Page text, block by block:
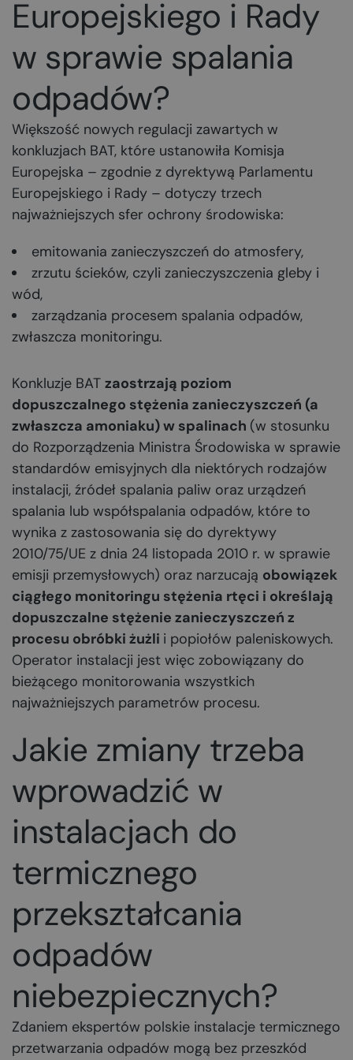
Europejskiego i Rady
w sprawie spalania
odpadów?
Większość nowych regulacji zawartych w
konkluzjach BAT, które ustanowiła Komisja
Europejska – zgodnie z dyrektywą Parlamentu
Europejskiego i Rady – dotyczy trzech
najważniejszych sfer ochrony środowiska:
emitowania zanieczyszczeń do atmosfery,
zrzutu ścieków, czyli zanieczyszczenia gleby i
wód,
zarządzania procesem spalania odpadów,
zwłaszcza monitoringu.
Konkluzje BAT zaostrzają poziom
dopuszczalnego stężenia zanieczyszczeń (a
zwłaszcza amoniaku) w spalinach (w stosunku
do Rozporządzenia Ministra Środowiska w sprawie
standardów emisyjnych dla niektórych rodzajów
instalacji, źródeł spalania paliw oraz urządzeń
spalania lub współspalania odpadów, które to
wynika z zastosowania się do dyrektywy
2010/75/UE z dnia 24 listopada 2010 r. w sprawie
emisji przemysłowych) oraz narzucają obowiązek
ciągłego monitoringu stężenia rtęci i określają
dopuszczalne stężenie zanieczyszczeń z
procesu obróbki żużli i popiołów paleniskowych.
Operator instalacji jest więc zobowiązany do
bieżącego monitorowania wszystkich
najważniejszych parametrów procesu.
Jakie zmiany trzeba
wprowadzić w
instalacjach do
termicznego
przekształcania
odpadów
niebezpiecznych?
Zdaniem ekspertów polskie instalacje termicznego
przetwarzania odpadów mogą bez przeszkód